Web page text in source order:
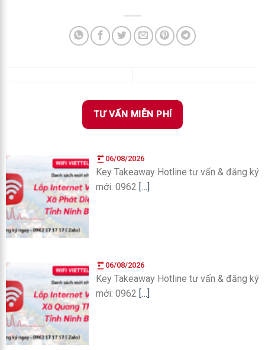
06/08/2026
Key Takeaway Hotline tư vấn & đăng ký
mới: 0962 […]
06/08/2026
Key Takeaway Hotline tư vấn & đăng ký
mới: 0962 […]
TƯ VẤN MIỄN PHÍ